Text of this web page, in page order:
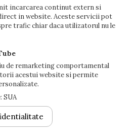
incarcarea continut extern si
in website. Aceste servicii pot
trafic chiar daca utilizatorul nu le
de remarketing comportamental
acestui website si permite
SUA